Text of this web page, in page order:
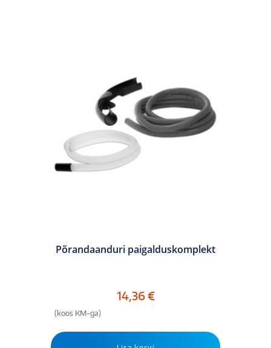
Põrandaanduri paigalduskomplekt
14,36€
(koos KM-ga)